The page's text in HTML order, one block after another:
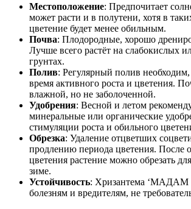
Местоположение: Предпочитает
может расти и в полутени, хотя в
цветение будет менее обильным.
Почва: Плодородные, хорошо
Лучше всего растёт на слабокислых
грунтах.
Полив: Регулярный полив
время активного роста и цветения.
влажной, но не заболоченной.
Удобрения: Весной и летом
минеральные или органические
стимуляции роста и обильного
Обрезка: Удаление отцветших
продлению периода цветения. После
цветения растение можно обрезать
зиме.
Устойчивость: Хризантема ‘МАДАМ
болезням и вредителям, не